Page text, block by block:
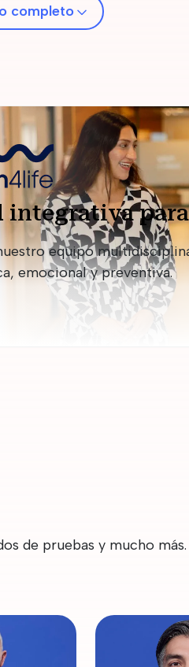
completo
integrativa
equipo
emocional y preventiva.
de pruebas y mucho